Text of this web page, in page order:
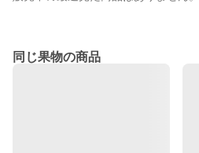
同じ果物の商品